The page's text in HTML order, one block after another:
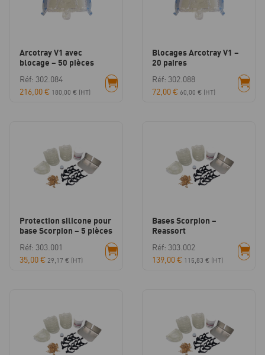
Arcotray V1 avec
blocage – 50 pièces
Réf: 302.084
216,00€ 180,00 € (HT)
Blocages Arcotray V1 –
20 paires
Réf: 302.088
72,00€ 60,00 € (HT)
Protection silicone pour
base Scorpion – 5 pièces
Réf: 303.001
35,00€ 29,17 € (HT)
Bases Scorpion –
Reassort
Réf: 303.002
139,00€ 115,83 € (HT)